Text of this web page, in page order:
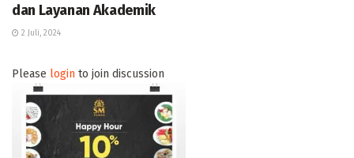
dan Layanan Akademik
2 Juli, 2024
Please login to join discussion